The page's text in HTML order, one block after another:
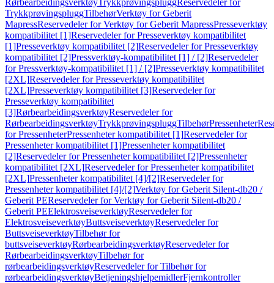
RørbearbeidingsverktøyTrykkprøvingspluggReservedeler for
TrykkprøvingspluggTilbehørVerktøy for Geberit
MapressReservedeler for Verktøy for Geberit MapressPresseverktøy
kompatibilitet [1]Reservedeler for Presseverktøy kompatibilitet
[1]Presseverktøy kompatibilitet [2]Reservedeler for Presseverktøy
kompatibilitet [2]Pressverktøy-kompatibilitet [1] / [2]Reservedeler
for Pressverktøy-kompatibilitet [1] / [2]Presseverktøy kompatibilitet
[2XL]Reservedeler for Presseverktøy kompatibilitet
[2XL]Presseverktøy kompatibilitet [3]Reservedeler for
Presseverktøy kompatibilitet
[3]RørbearbeidingsverktøyReservedeler for
RørbearbeidingsverktøyTrykkprøvingspluggTilbehørPressenheter
for PressenheterPressenheter kompatibilitet [1]Reservedeler for
Pressenheter kompatibilitet [1]Pressenheter kompatibilitet
[2]Reservedeler for Pressenheter kompatibilitet [2]Pressenheter
kompatibilitet [2XL]Reservedeler for Pressenheter kompatibilitet
[2XL]Pressenheter kompatibilitet [4]/[2]Reservedeler for
Pressenheter kompatibilitet [4]/[2]Verktøy for Geberit Silent-db20 /
Geberit PEReservedeler for Verktøy for Geberit Silent-db20 /
Geberit PEElektrosveiseverktøyReservedeler for
ElektrosveiseverktøyButtsveiseverktøyReservedeler for
ButtsveiseverktøyTilbehør for
buttsveiseverktøyRørbearbeidingsverktøyReservedeler for
RørbearbeidingsverktøyTilbehør for
rørbearbeidingsverktøyReservedeler for Tilbehør for
rørbearbeidingsverktøyBetjeningshjelpemidlerFjernkontroller